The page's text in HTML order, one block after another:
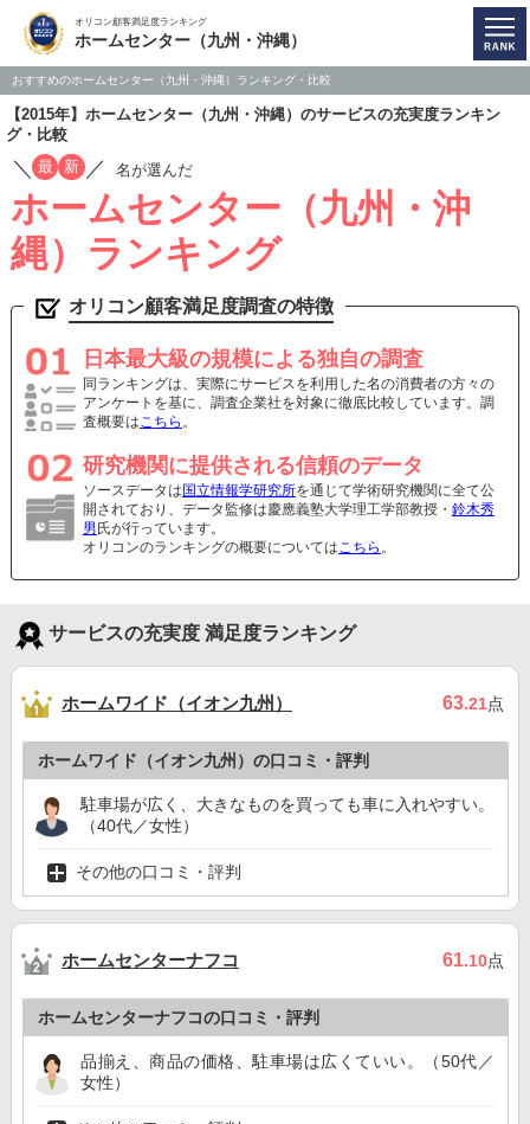
オリコン顧客満足度ランキング
ホームセンター（九州・沖縄）
おすすめのホームセンター（九州・沖縄）ランキング・比較
【2015年】ホームセンター（九州・沖縄）のサービスの充実度ランキン
グ・比較
／ 最 新 ／ 名が選んだ
ホームセンター（九州・沖
縄）ランキング
オリコン顧客満足度調査の特徴
日本最大級の規模による独自の調査
同ランキングは、実際にサービスを利用した名の消費者の方々の
アンケートを基に、調査企業社を対象に徹底比較しています。調
査概要はこちら 。
研究機関に提供される信頼のデータ
ソースデータは 国立情報学研究所を通じて学術研究機関に全て公
開されており、データ監修は慶應義塾大学理工学部教授・ 鈴木秀
男 氏が行っています。
オリコンのランキングの概要についてはこちら 。
サービスの充実度 満足度ランキング
ホームワイド（イオン九州） 63.21点
ホームワイド（イオン九州）の口コミ・評判
駐車場が広く、大きなものを買っても車に入れやすい。
（40代／女性）
その他の口コミ・評判
ホームセンターナフコ 61.10点
ホームセンターナフコの口コミ・評判
品揃え、商品の価格、駐車場は広くていい。（50代／
女性）